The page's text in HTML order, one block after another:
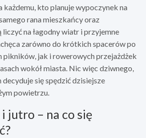
kto planuje wypoczynek na
rana mieszkańcy oraz
na łagodny wiatr i przyjemne
zarówno do krótkich spacerów po
pikników, jak i rowerowych przejażdżek
wokół miasta. Nic więc dziwnego,
decyduje się spędzić dzisiejsze
powietrzu.
jutro – na co się